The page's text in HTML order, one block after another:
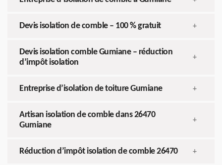
Devis isolation de comble – 100 % gratuit +
Devis isolation comble Gumiane – réduction
d’impôt isolation
+
Entreprise d’isolation de toiture Gumiane +
Artisan isolation de comble dans 26470
Gumiane
+
Réduction d’impôt isolation de comble 26470 +